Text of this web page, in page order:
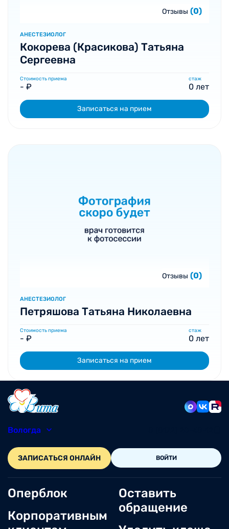
Отзывы (0)
АНЕСТЕЗИОЛОГ
Кокорева (Красикова) Татьяна
Сергеевна
Стоимость приема
- ₽
стаж
0 лет
Записаться на прием
Отзывы (0)
АНЕСТЕЗИОЛОГ
Петряшова Татьяна Николаевна
Стоимость приема
- ₽
стаж
0 лет
Записаться на прием
Вологда
ЗАПИСАТЬСЯ ОНЛАЙН ВОЙТИ
Оперблок
Корпоративным
Оставить
обращение